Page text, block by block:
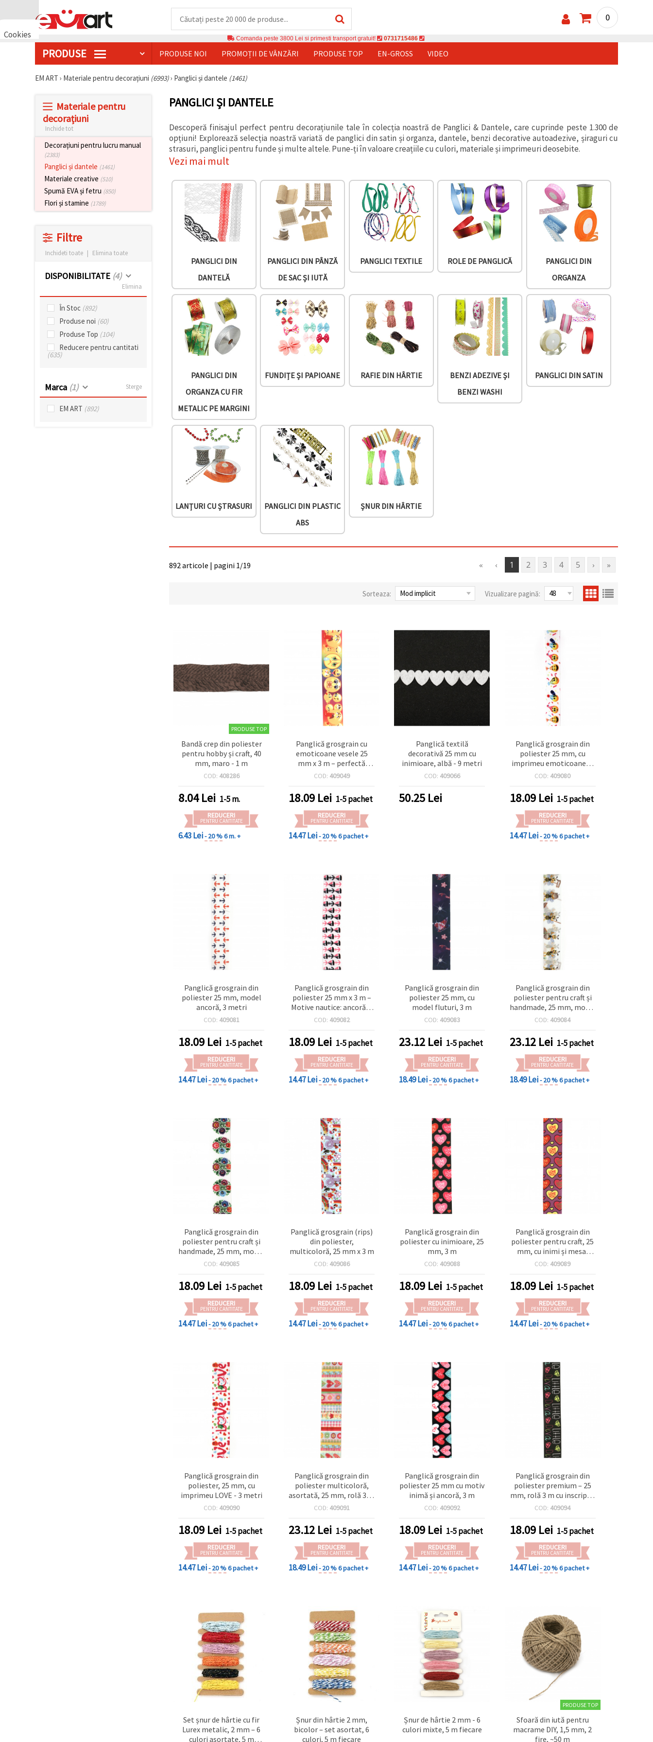
Cookies
0
Comanda peste 3800 Lei si primesti transport gratuit! 0731715486
PRODUSE PRODUSE NOI PROMOȚII DE VÂNZĂRI PRODUSE TOP EN-GROSS VIDEO
EM ART › Materiale pentru decorațiuni (6993)› Panglici și dantele (1461)
Materiale pentru
decorațiuni
Inchide tot
Decorațiuni pentru lucru manual
(2383)
Panglici și dantele (1461)
Materiale creative (510)
Spumă EVA și fetru (850)
Flori și stamine (1789)
Filtre
Inchideti toate | Elimina toate
DISPONIBILITATE (4)
Elimina
În Stoc (892)
Produse noi (60)
Produse Top (104)
Reducere pentru cantitati
(635)
Marca (1) Sterge
EM ART (892)
PANGLICI ȘI DANTELE
Descoperă finisajul perfect pentru decorațiunile tale în colecția noastră de Panglici & Dantele, care cuprinde peste 1.300 de
opțiuni! Explorează selecția noastră variată de panglici din satin și organza, dantele, benzi decorative autoadezive, șiraguri cu
strasuri, panglici pentru funde și multe altele. Pune-ți în valoare creațiile cu culori, materiale și imprimeuri deosebite.
Vezi mai mult
PANGLICI DIN
DANTELĂ
PANGLICI DIN PÂNZĂ
DE SAC ȘI IUTĂ
PANGLICI TEXTILE ROLE DE PANGLICĂ
PANGLICI DIN
ORGANZA
PANGLICI DIN
ORGANZA CU FIR
METALIC PE MARGINI
FUNDIȚE ȘI PAPIOANE RAFIE DIN HÂRTIE
BENZI ADEZIVE ȘI
BENZI WASHI
PANGLICI DIN SATIN
LANȚURI CU ȘTRASURI
PANGLICI DIN PLASTIC
ABS
ȘNUR DIN HÂRTIE
« ‹ 1 2 3 4 5 › »
892 articole | pagini 1/19
Sorteaza: Vizualizare pagină:
PRODUSE TOP
Bandă crep din poliester
pentru hobby și craft, 40
mm, maro - 1 m
COD: 408286
8.04Lei 1-5 m.
REDUCERI
PENTRU CANTITATE
6.43 Lei- 20 %6 m. +
Panglică grosgrain cu
emoticoane vesele 25
mm x 3 m – perfectă
pentru ambalarea
proiecte handmade
COD: 409049
18.09 Lei 1-5 pachet
REDUCERI
PENTRU CANTITATE
14.47 Lei- 20 %6 pachet +
Panglică textilă
decorativă 25 mm cu
inimioare, albă - 9 metri
COD: 409066
50.25 Lei
Panglică grosgrain din
poliester 25 mm, cu
imprimeu emoticoane, 3
metri
COD: 409080
18.09Lei 1-5 pachet
REDUCERI
PENTRU CANTITATE
14.47 Lei- 20 %6 pachet +
Panglică grosgrain din
poliester 25 mm, model
ancoră, 3 metri
COD: 409081
18.09 Lei 1-5 pachet
REDUCERI
PENTRU CANTITATE
14.47 Lei- 20 %6 pachet +
Panglică grosgrain din
poliester 25 mm x 3 m –
Motive nautice: ancoră și
barcă – pentru
și împachetare cadouri
COD: 409082
18.09 Lei 1-5 pachet
REDUCERI
PENTRU CANTITATE
14.47 Lei- 20 %6 pachet +
Panglică grosgrain din
poliester 25 mm, cu
model fluturi, 3 m
COD: 409083
23.12 Lei 1-5 pachet
REDUCERI
PENTRU CANTITATE
18.49 Lei- 20 %6 pachet +
Panglică grosgrain din
poliester pentru craft și
handmade, 25 mm, model
cu albine – 3 metri
COD: 409084
23.12Lei 1-5 pachet
REDUCERI
PENTRU CANTITATE
18.49 Lei- 20 %6 pachet +
Panglică grosgrain din
poliester pentru craft și
handmade, 25 mm, model
floral – 3 m
COD: 409085
18.09 Lei 1-5 pachet
REDUCERI
PENTRU CANTITATE
14.47 Lei- 20 %6 pachet +
Panglică grosgrain (rips)
din poliester,
multicoloră, 25 mm x 3 m
COD: 409086
18.09 Lei 1-5 pachet
REDUCERI
PENTRU CANTITATE
14.47 Lei- 20 %6 pachet +
Panglică grosgrain din
poliester cu inimioare, 25
mm, 3 m
COD: 409088
18.09 Lei 1-5 pachet
REDUCERI
PENTRU CANTITATE
14.47 Lei- 20 %6 pachet +
Panglică grosgrain din
poliester pentru craft, 25
mm, cu inimi și mesaj
„LOVE YOU”, 3 metri
COD: 409089
18.09Lei 1-5 pachet
REDUCERI
PENTRU CANTITATE
14.47 Lei- 20 %6 pachet +
Panglică grosgrain din
poliester, 25 mm, cu
imprimeu LOVE - 3 metri
COD: 409090
18.09 Lei 1-5 pachet
REDUCERI
PENTRU CANTITATE
14.47 Lei- 20 %6 pachet +
Panglică grosgrain din
poliester multicoloră,
asortată, 25 mm, rolă 3 m
– panglică decorativă
cadourilor, fundițe,
scrapbooking și proiecte
DIY/hobby creativ
COD: 409091
23.12 Lei 1-5 pachet
REDUCERI
PENTRU CANTITATE
18.49 Lei- 20 %6 pachet +
Panglică grosgrain din
poliester 25 mm cu motiv
inimă și ancoră, 3 m
COD: 409092
18.09 Lei 1-5 pachet
REDUCERI
PENTRU CANTITATE
14.47 Lei- 20 %6 pachet +
Panglică grosgrain din
poliester premium – 25
mm, rolă 3 m cu inscripție
| Decor chic pentru
meșteșuguri & handmade
COD: 409094
18.09Lei 1-5 pachet
REDUCERI
PENTRU CANTITATE
14.47 Lei- 20 %6 pachet +
Set șnur de hârtie cu fir
Lurex metalic, 2 mm – 6
culori asortate, 5 m
Șnur din hârtie 2 mm,
bicolor – set asortat, 6
culori, 5 m fiecare
Șnur de hârtie 2 mm - 6
culori mixte, 5 m fiecare
PRODUSE TOP
Sfoară din iută pentru
macrame DIY, 1,5 mm, 2
fire, ~50 m